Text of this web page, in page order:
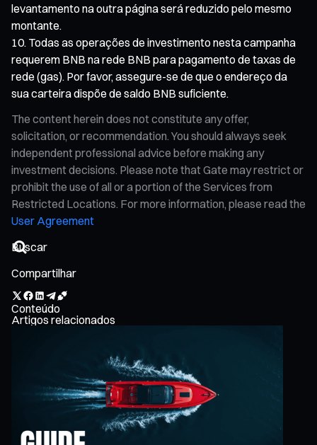
levantamento na outra página será reduzido pelo mesmo
montante.
Todas as operações de investimento nesta campanha
requerem BNB na rede BNB para pagamento de taxas de
rede (gas). Por favor, assegure-se de que o endereço da
sua carteira dispõe de saldo BNB suficiente.
The content herein does not constitute any offer,
solicitation, or recommendation. You should always seek
independent professional advice before making any
investment decisions. Please note that Gate may restrict or
prohibit the use of all or a portion of the Services from
Restricted Locations. For more information, please read the
User Agreement
Compartilhar
Conteúdo
Artigos relacionados